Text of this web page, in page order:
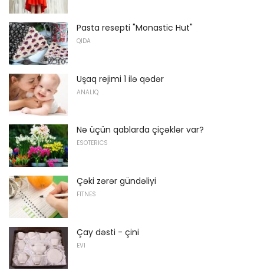
Pasta resepti "Monastic Hut"
QIDA
Uşaq rejimi 1 ilə qədər
ANALIQ
Nə üçün qablarda çiçəklər var?
ESOTERICS
Çəki zərər gündəliyi
FITNES
Çay dəsti - çini
EVI